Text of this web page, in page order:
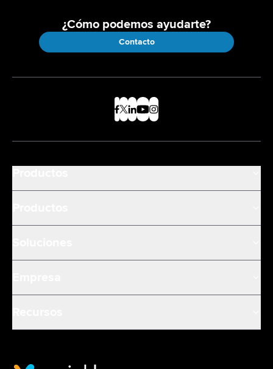
¿Cómo podemos ayudarte?
Contacto